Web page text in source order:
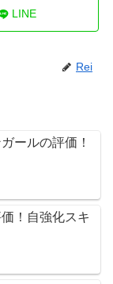
LINE
Rei
ールの評価！
！自強化スキ